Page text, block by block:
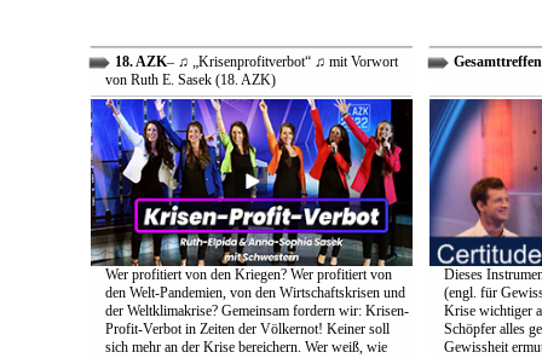
18. AZK– ♫ „Krisenprofitverbot“ ♫ mit Vorwort
von Ruth E. Sasek (18. AZK)
Wer profitiert von den Kriegen? Wer profitiert von
den Welt-Pandemien, von den Wirtschaftskrisen und
der Weltklimakrise? Gemeinsam fordern wir: Krisen-
Profit-Verbot in Zeiten der Völkernot! Keiner soll
sich mehr an der Krise bereichern. Wer weiß, wie
Dieses
(engl. für
Krise wichtiger
Schöpfer alles
Gewissheit